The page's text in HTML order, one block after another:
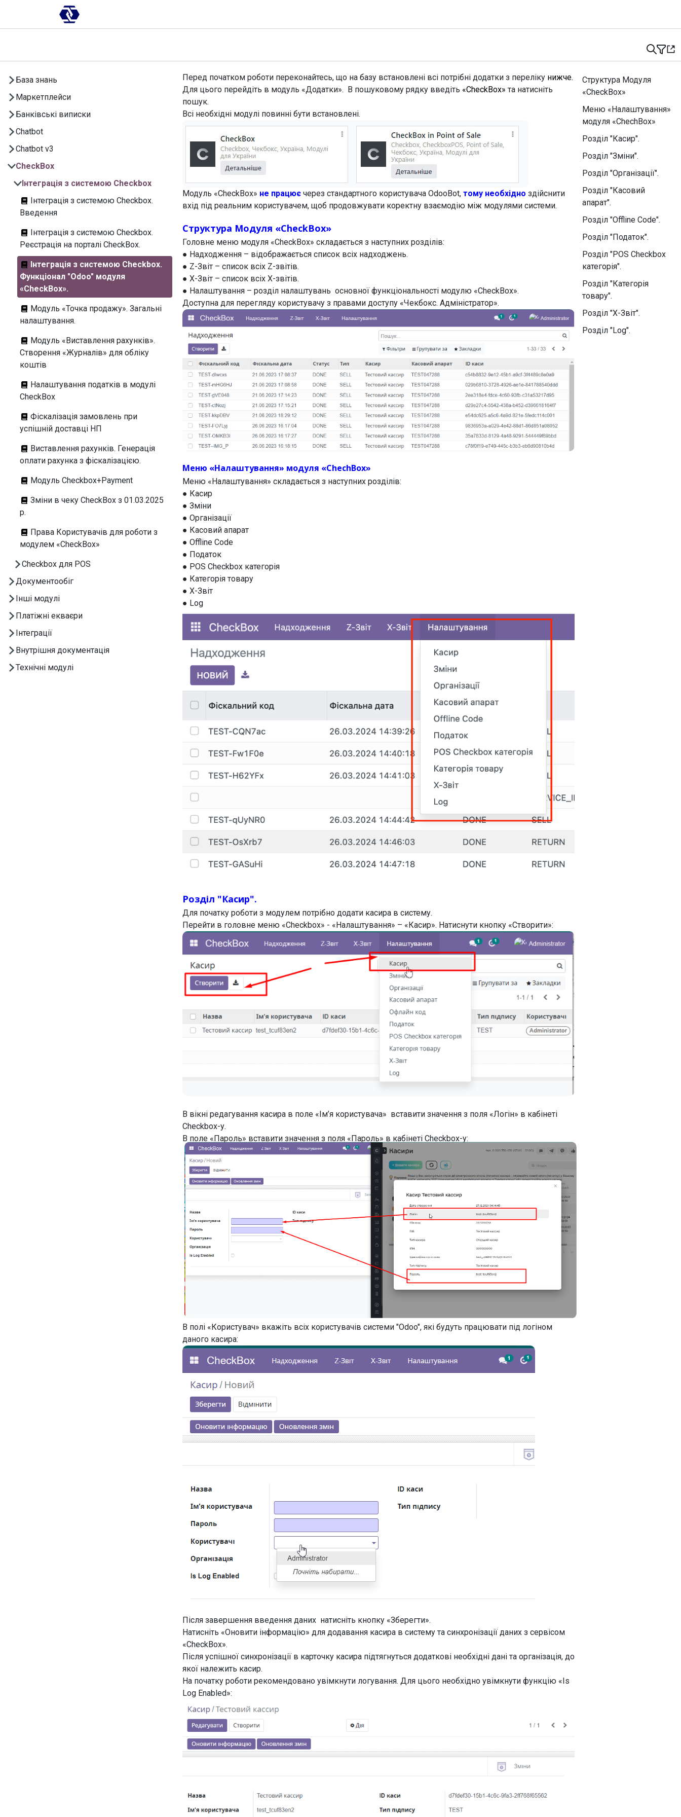
База знань
Маркетплейси
Банківські виписки
Chatbot
Chatbot v3
CheckBox
Інтеграція з системою Checkbox
Інтеграція з системою Checkbox.
Введення
Інтеграція з системою Checkbox.
Реєстрація на порталі CheckBox.
Інтеграція з системою Checkbox.
Функціонал "Odoo" модуля
«CheckBox».
Модуль «Точка продажу». Загальні
налаштування.
Модуль «Виставлення рахунків».
Створення «Журналів» для обліку
коштів
Налаштування податків в модулі
CheckBox
Фіскалізація замовлень при
успішній доставці НП
Виставлення рахунків. Генерація
оплати рахунка з фіскалізацією.
Модуль Checkbox+Payment
Зміни в чеку CheckBox з 01.03.2025
р.
Права Користувачів для роботи з
модулем «CheckBox»
Checkbox для POS
Документообіг
Інші модулі
Платіжні екваєри
Інтеграції
Внутрішня документація
Технічні модулі
Перед початком роботи переконайтесь, що на базу встановлені всі потрібні додатки з переліку нижче.
Для цього перейдіть в модуль «Додатки». В пошуковому рядку введіть «CheckBox» та натисніть
пошук.
Всі необхідні модулі повинні бути встановлені.
Модуль «CheckBox» не працює через стандартного користувача OdooBot, тому необхідно здійснити
вхід під реальним користувачем, щоб продовжувати коректну взаємодію між модулями системи.
Структура Модуля «CheckBox»
Головне меню модуля «CheckBox» складається з наступних розділів:
● Надходження – відображається список всіх надходжень.
● Z-Звіт – список всіх Z-звітів.
● X-Звіт – список всіх X-звітів.
● Налаштування – розділ налаштувань основної функціональності модулю «CheckBox».
Доступна для перегляду користувачу з правами доступу «Чекбокс. Адміністратор».
Меню «Налаштування» модуля «ChechBox»
Меню «Налаштування» складається з наступних розділів:
● Касир
● Зміни
● Організації
● Касовий апарат
● Offline Code
● Податок
● POS Checkbox категорія
● Категорія товару
● X-Звіт
● Log
Розділ "Касир".
Для початку роботи з модулем потрібно додати касира в систему.
Перейти в головне меню «Checkbox» - «Налаштування» – «Касир». Натиснути кнопку «Створити»:
В вікні редагування касира в поле «Ім’я користувача» вставити значення з поля «Логін» в кабінеті
Checkbox-у.
В поле «Пароль» вставити значення з поля «Пароль» в кабінеті Checkbox-у:
В полі «Користувач» вкажіть всіх користувачів системи "Odoo", які будуть працювати під логіном
даного касира:
Після завершення введення даних натисніть кнопку «Зберегти».
Натисніть «Оновити інформацію» для додавання касира в систему та синхронізації даних з сервісом
«CheckBox».
Після успішної синхронізації в карточку касира підтягнуться додаткові необхідні дані та організація, до
якої належить касир.
На початку роботи рекомендовано увімкнути логування. Для цього необхідно увімкнути функцію «Is
Log Enabled»:
Структура Модуля
«CheckBox»
Меню «Налаштування»
модуля «ChechBox»
Розділ "Касир".
Розділ "Зміни".
Розділ "Організації".
Розділ "Касовий
апарат".
Розділ "Offline Code".
Розділ "Податок".
Розділ "POS Checkbox
категорія".
Розділ "Категорія
товару".
Розділ "X-Звіт".
Розділ "Log".